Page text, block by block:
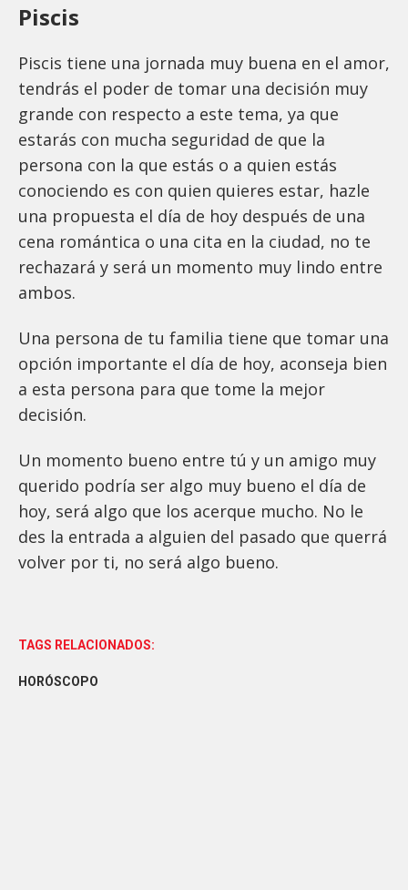
Piscis
Piscis tiene una jornada muy buena en el amor,
tendrás el poder de tomar una decisión muy
grande con respecto a este tema, ya que
estarás con mucha seguridad de que la
persona con la que estás o a quien estás
conociendo es con quien quieres estar, hazle
una propuesta el día de hoy después de una
cena romántica o una cita en la ciudad, no te
rechazará y será un momento muy lindo entre
ambos.
Una persona de tu familia tiene que tomar una
opción importante el día de hoy, aconseja bien
a esta persona para que tome la mejor
decisión.
Un momento bueno entre tú y un amigo muy
querido podría ser algo muy bueno el día de
hoy, será algo que los acerque mucho. No le
des la entrada a alguien del pasado que querrá
volver por ti, no será algo bueno.
TAGS RELACIONADOS:
HORÓSCOPO